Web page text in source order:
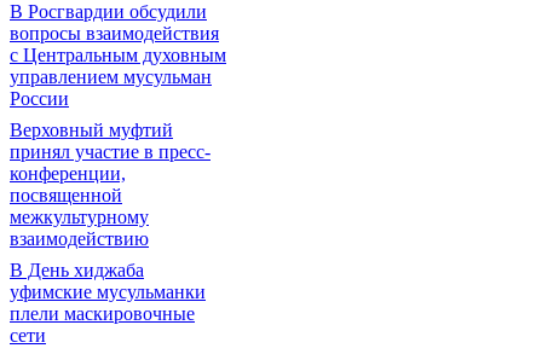
В Росгвардии обсудили
вопросы взаимодействия
с Центральным духовным
управлением мусульман
России
Верховный муфтий
принял участие в пресс-
конференции,
посвященной
межкультурному
взаимодействию
В День хиджаба
уфимские мусульманки
плели маскировочные
сети